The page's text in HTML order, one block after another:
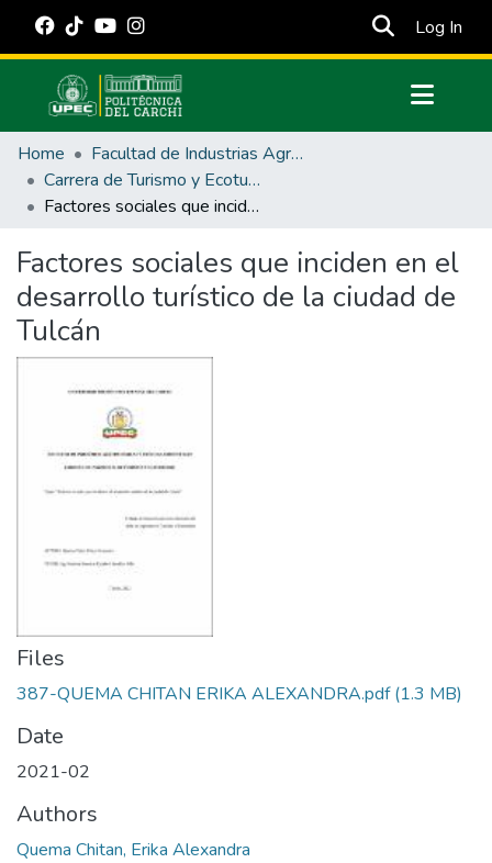
Log In
Communities & Collections
All of DSpace
Statistics
Estadísticas Externas
Manuales
Home
Facultad de Industrias Agropecuarias y Ciencias Ambientales
Carrera de Turismo y Ecoturimo
Factores sociales que inciden en el desarrollo turístico de la ciudad de Tulcán
Factores sociales que inciden en el
desarrollo turístico de la ciudad de
Tulcán
Files
387-QUEMA CHITAN ERIKA ALEXANDRA.pdf(1.3 MB)
Date
2021-02
Authors
Quema Chitan, Erika Alexandra